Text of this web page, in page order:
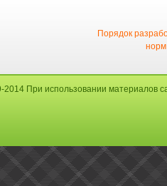
Порядок
норм
2014 При использовании материалов